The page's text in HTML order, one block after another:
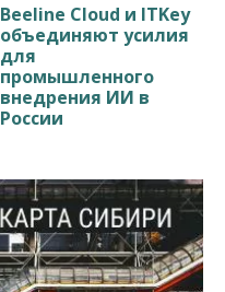
Beeline Cloud и ITKey
объединяют усилия
для
промышленного
внедрения ИИ в
России